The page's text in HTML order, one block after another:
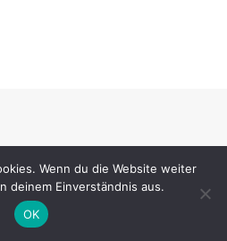
Wenn du die Website weiter
deinem Einverständnis aus.
OK